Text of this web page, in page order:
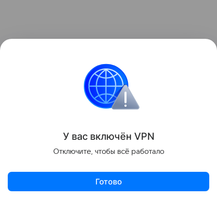
5. Тонкая пицца без дрожжей
У вас включён VPN
Отключите, чтобы всё работало
Готово